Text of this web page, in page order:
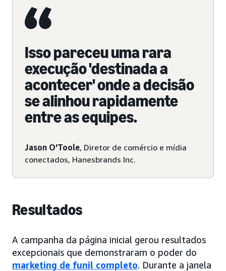
Isso pareceu uma rara
execução 'destinada a
acontecer' onde a decisão
se alinhou rapidamente
entre as equipes.
Jason O'Toole, Diretor de comércio e mídia
conectados, Hanesbrands Inc.
Resultados
A campanha da página inicial gerou resultados
excepcionais que demonstraram o poder do
marketing de funil completo. Durante a janela